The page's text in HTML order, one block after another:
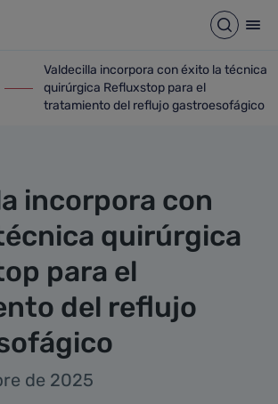
Abrir
opciones del camino de migas
ir-a Valdecilla incorpora con éxito la
Valdecilla incorpora con éxito la técnica
quirúrgica Refluxstop para el
tratamiento del reflujo gastroesofágico
incorpora con
quirúrgica
para el
del reflujo
de 2025